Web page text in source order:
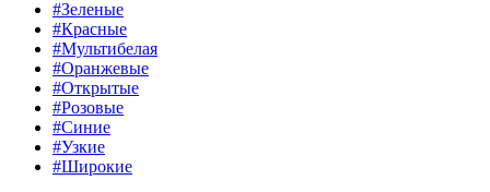
#Зеленые
#Красные
#Мультибелая
#Оранжевые
#Открытые
#Розовые
#Синие
#Узкие
#Широкие